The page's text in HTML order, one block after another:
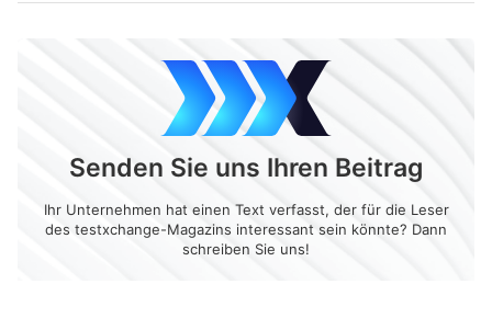
Senden Sie uns Ihren Beitrag
Ihr Unternehmen hat einen Text verfasst, der für die Leser
des testxchange-Magazins interessant sein könnte? Dann
schreiben Sie uns!